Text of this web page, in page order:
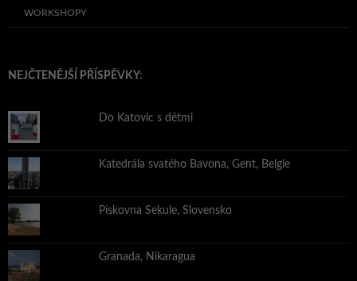
WORKSHOPY
NEJČTENĚJŠÍ PŘÍSPĚVKY:
Do Katovic s dětmi
Katedrála svatého Bavona, Gent, Belgie
Pískovna Sekule, Slovensko
Granada, Nikaragua